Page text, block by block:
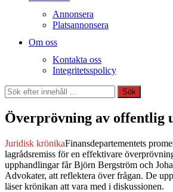
Annonsera
Platsannonsera
Om oss
Kontakta oss
Integritetsspolicy
Sök
Sök
Överprövning av offentlig
Juridisk krönikaFinansdepartementets
lagrådsremiss för en effektivare
upphandlingar får Björn Bergström och
Advokater, att reflektera över frågan. De
läser krönikan att vara med i diskussionen.